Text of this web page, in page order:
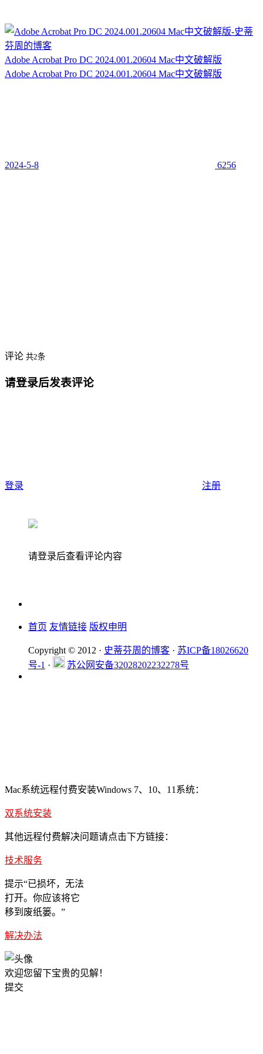
Adobe Acrobat Pro DC 2024.001.20604 Mac中文破解版
Adobe Acrobat Pro DC 2024.001.20604 Mac中文破解版
2024-5-8 6256
评论 共2条
请登录后发表评论
登录 注册
请登录后查看评论内容
首页 友情链接 版权申明
Copyright © 2012 · 史蒂芬周的博客 · 苏ICP备18026620
号-1 · 苏公网安备32028202232278号
Mac系统远程付费安装Windows 7、10、11系统：
双系统安装
其他远程付费解决问题请点击下方链接：
技术服务
提示“已损坏，无法
打开。你应该将它
移到废纸篓。”
解决办法
欢迎您留下宝贵的见解！
提交